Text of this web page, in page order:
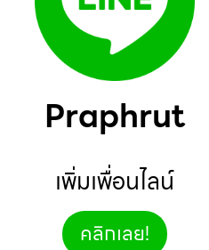
Praphrut
เพิ่มเพื่อนไลน์
คลิกเลย!